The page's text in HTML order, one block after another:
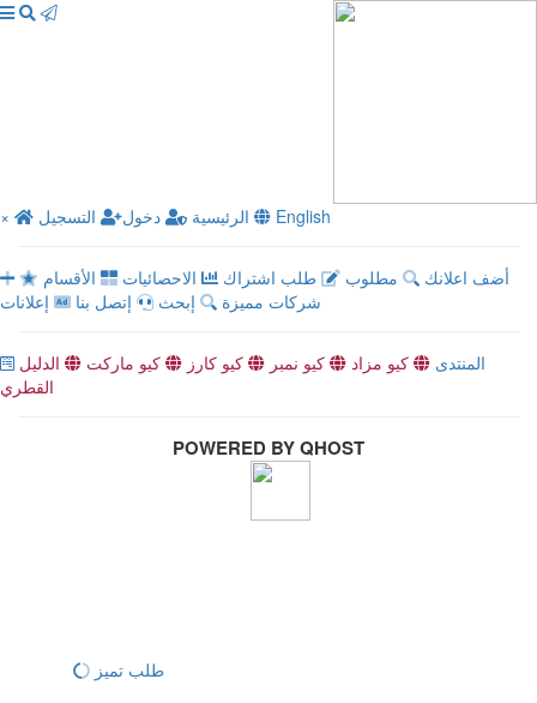
× الرئيسية دخول التسجيل English
أضف اعلانك مطلوب طلب اشتراك الاحصائيات
الأقسام
شركات مميزة
إبحث إتصل بنا إعلانات
المنتدى كيو مزاد كيو نمبر كيو كارز كيو ماركت
الدليل
القطري
POWERED BY QHOST
طلب تميز